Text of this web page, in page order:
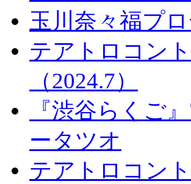
玉川奈々福プ
テアトロコン
（2024.7）
『渋谷らくご
ータツオ
テアトロコン